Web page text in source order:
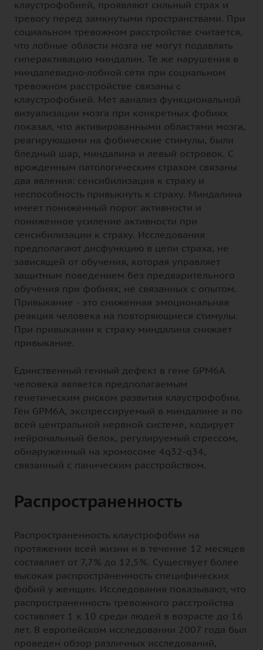
клаустрофобией, проявляют сильный страх и
тревогу перед замкнутыми пространствами. При
социальном тревожном расстройстве считается,
что лобные области мозга не могут подавлять
гиперактивацию миндалин. Те же нарушения в
миндалевидно-лобной сети при социальном
тревожном расстройстве связаны с
клаустрофобией. Мет аанализ функциональной
визуализации мозга при конкретных фобиях
показал, что активированными областями мозга,
реагирующими на фобические стимулы, были
бледный шар, миндалина и левый островок. С
врожденным патологическим страхом связаны
два явления: сенсибилизация к страху и
неспособность привыкнуть к страху. Миндалина
имеет пониженный порог активности и
пониженное усиление активности при
сенсибилизации к страху. Исследования
предполагают дисфункцию в цепи страха, не
зависящей от обучения, которая управляет
защитным поведением без предварительного
обучения при фобиях, не связанных с опытом.
Привыкание - это сниженная эмоциональная
реакция человека на повторяющиеся стимулы.
При привыкании к страху миндалина снижает
привыкание.
Единственный генный дефект в гене GPM6A
человека является предполагаемым
генетическим риском развития клаустрофобии.
Ген GPM6A, экспрессируемый в миндалине и по
всей центральной нервной системе, кодирует
нейрональный белок, регулируемый стрессом,
обнаруженный на хромосоме 4q32-q34,
связанный с паническим расстройством.
Распространенность
Распространенность клаустрофобии на
протяжении всей жизни и в течение 12 месяцев
составляет от 7,7% до 12,5%. Существует более
высокая распространенность специфических
фобий у женщин. Исследования показывают, что
распространенность тревожного расстройства
составляет 1 к 10 среди людей в возрасте до 16
лет. В европейском исследовании 2007 года был
проведен обзор различных исследований,